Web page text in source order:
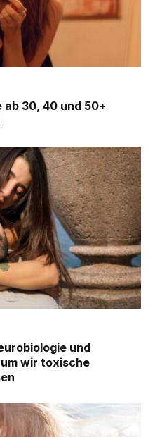
30, 40 und 50+
und
wir toxische